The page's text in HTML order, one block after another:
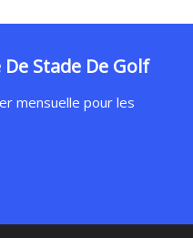
Stade De Golf
mensuelle pour les